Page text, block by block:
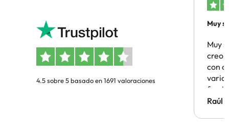
4.5 sobre 5 basado en 1691 valoraciones
Muy
Muy
creo
con
Hotel
Raúl